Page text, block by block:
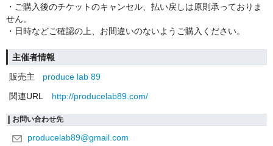
・ご購入後のチケットのキャンセル、払い戻しは原則承っておりま
せん。
・日時などご確認の上、お間違いのないようご購入ください。
主催者情報
販売主
produce lab 89
関連URL
http://producelab89.com/
お問い合わせ先
producelab89@gmail.com